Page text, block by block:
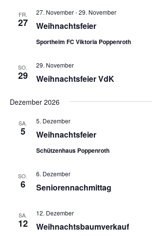
FR.
27 Weihnachtsfeier
27. November-29. November
Sportheim FC Viktoria Poppenroth
SO.
29 Weihnachtsfeier VdK
29. November
Dezember 2026
SA.
5 Weihnachtsfeier
5. Dezember
Schützenhaus Poppenroth
SO.
6 Seniorennachmittag
6. Dezember
SA.
12 Weihnachtsbaumverkauf
12. Dezember